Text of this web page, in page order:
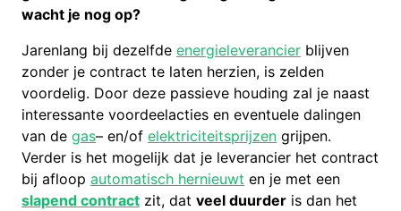
wacht je nog op?
Jarenlang bij dezelfdeenergieleverancier blijven
zonder je contract te laten herzien, is zelden
voordelig. Door deze passieve houding zal je naast
interessante voordeelacties en eventuele dalingen
van degas– en/ofelektriciteitsprijzen grijpen.
Verder is het mogelijk dat je leverancier het contract
bij afloopautomatisch hernieuwt en je met een
slapend contract zit, datveel duurder is dan het